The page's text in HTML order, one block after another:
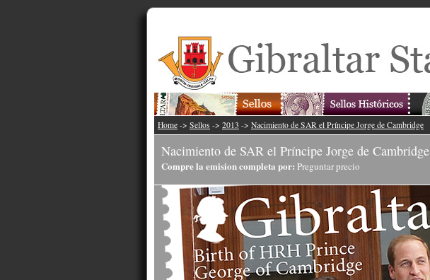
Home -> Sellos -> 2013 -> Nacimiento de SAR el Príncipe Jorge de Cambridge
Nacimiento de SAR el Príncipe Jorge de Cambridge
Compre la emision completa por: Preguntar precio